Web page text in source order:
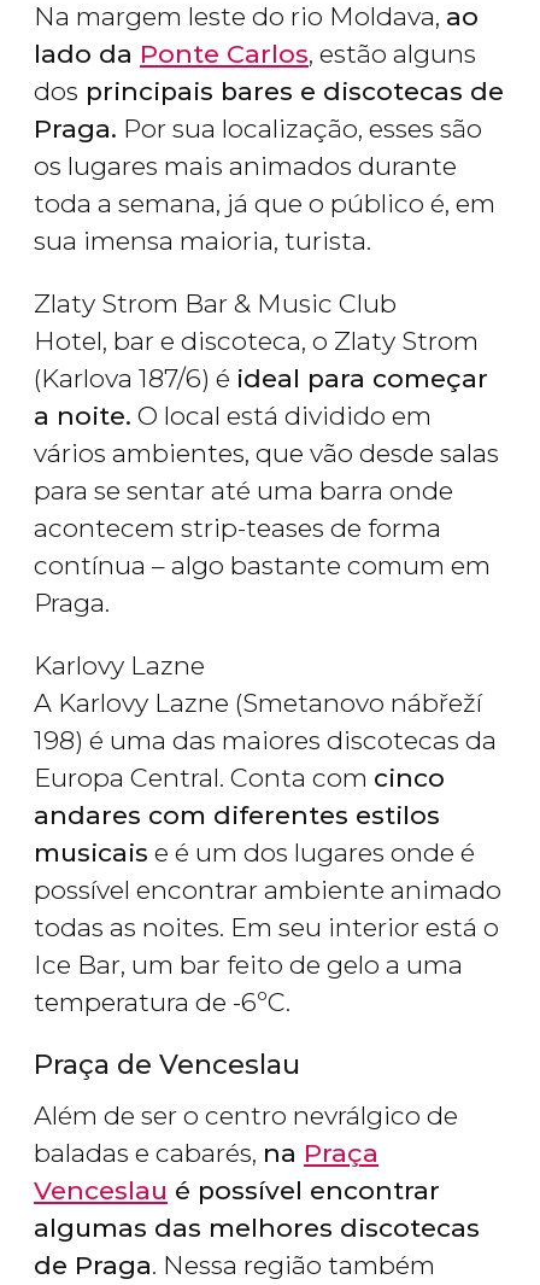
Na margem leste do rio Moldava, ao
lado da Ponte Carlos, estão alguns
dos principais bares e discotecas de
Praga. Por sua localização, esses são
os lugares mais animados durante
toda a semana, já que o público é, em
sua imensa maioria, turista.
Zlaty Strom Bar & Music Club
Hotel, bar e discoteca, o Zlaty Strom
(Karlova 187/6) é ideal para começar
a noite. O local está dividido em
vários ambientes, que vão desde salas
para se sentar até uma barra onde
acontecem strip-teases de forma
contínua – algo bastante comum em
Praga.
Karlovy Lazne
A Karlovy Lazne (Smetanovo nábřeží
198) é uma das maiores discotecas da
Europa Central. Conta com cinco
andares com diferentes estilos
musicais e é um dos lugares onde é
possível encontrar ambiente animado
todas as noites. Em seu interior está o
Ice Bar, um bar feito de gelo a uma
temperatura de -6ºC.
Praça de Venceslau
Além de ser o centro nevrálgico de
baladas e cabarés, na Praça
Venceslau é possível encontrar
algumas das melhores discotecas
de Praga. Nessa região também